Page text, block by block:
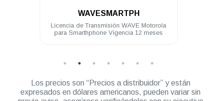
WAVESMARTPH
Licencia de Transmisión WAVE Motorola
para Smarthphone Vigencia 12 meses
Los precios son “Precios a distribuidor” y están
expresados en dólares americanos, pueden variar sin